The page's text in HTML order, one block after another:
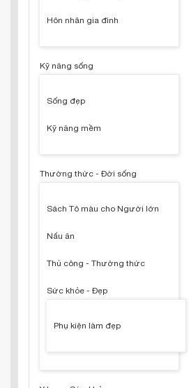
Hôn nhân gia đình
Kỹ năng sống
Sống đẹp
Kỹ năng mềm
Thường thức - Đời sống
Sách Tô màu cho Người lớn
Nấu ăn
Thủ công - Thường thức
Sức khỏe - Đẹp
Phụ kiện làm đẹp